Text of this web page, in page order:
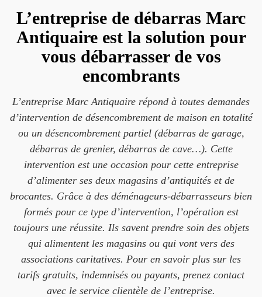
L’entreprise de débarras Marc
Antiquaire est la solution pour
vous débarrasser de vos
encombrants
L’entreprise Marc Antiquaire répond à toutes demandes
d’intervention de désencombrement de maison en totalité
ou un désencombrement partiel (débarras de garage,
débarras de grenier, débarras de cave…). Cette
intervention est une occasion pour cette entreprise
d’alimenter ses deux magasins d’antiquités et de
brocantes. Grâce à des déménageurs-débarrasseurs bien
formés pour ce type d’intervention, l’opération est
toujours une réussite. Ils savent prendre soin des objets
qui alimentent les magasins ou qui vont vers des
associations caritatives. Pour en savoir plus sur les
tarifs gratuits, indemnisés ou payants, prenez contact
avec le service clientèle de l’entreprise.